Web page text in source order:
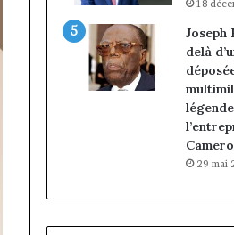
18
Joseph
delà
29 mai